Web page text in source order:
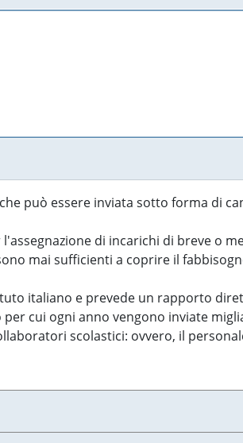
può essere inviata sotto forma di
di incarichi di breve o
mai sufficienti a coprire il
italiano e prevede un rapporto
cui ogni anno vengono inviate
scolastici: ovvero, il